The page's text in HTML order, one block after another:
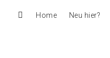
Home Neu hier?